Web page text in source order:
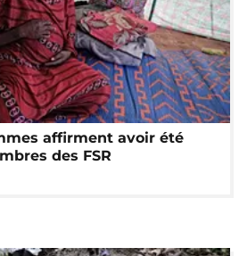
affirment avoir été
des FSR